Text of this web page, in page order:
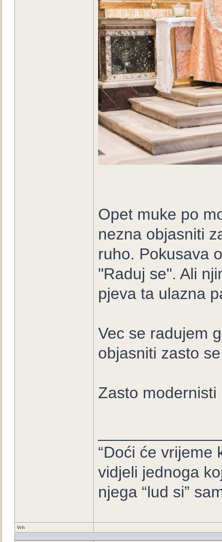
Opet muke po
nezna objasniti
ruho. Pokusava
"Raduj se". Ali
pjeva ta ulazna
Vec se radujem
objasniti zasto
Zasto
“Doći će vrijeme
vidjeli jednoga
njega “lud si”
Vrh